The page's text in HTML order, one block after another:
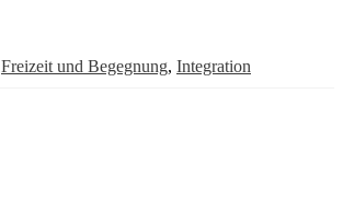
Freizeit und Begegnung, Integration